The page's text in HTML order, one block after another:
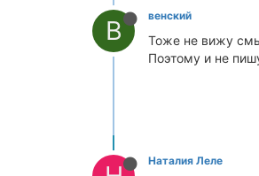
В венский
Тоже не вижу
Поэтому и не
Наталия Леле